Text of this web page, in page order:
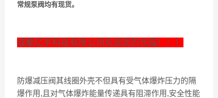
常规泵阀均有现货。
成都亿宇科技有限公司欢迎您的光临！！！
防爆减压阀其线圈外壳不但具有受气体爆炸压力的隔
爆作用,且对气体爆炸能量传递具有阻滞作用,安全性能